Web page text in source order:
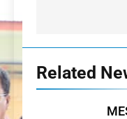
Related